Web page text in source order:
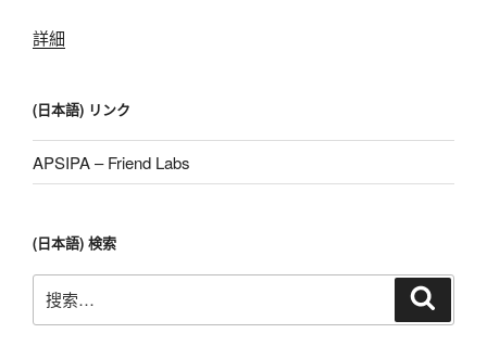
詳細
(日本語) リンク
APSIPA – Friend Labs
(日本語) 検索
搜
索：